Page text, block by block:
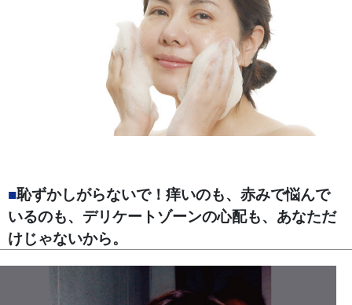
■恥ずかしがらないで！痒いのも、赤みで悩んで
いるのも、デリケートゾーンの心配も、あなただ
けじゃないから。